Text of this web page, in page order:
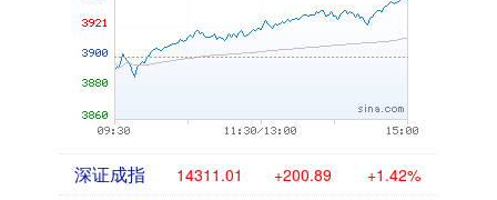
深证成指 14311.01 +200.89 +1.42%